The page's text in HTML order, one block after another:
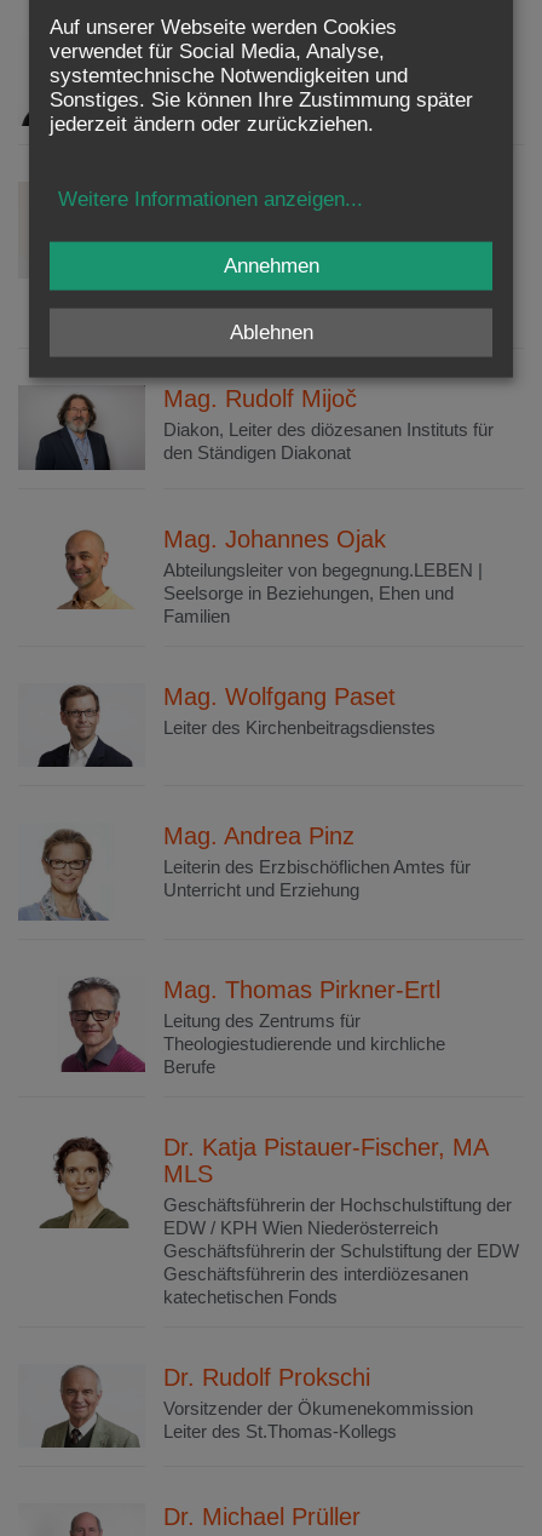
MMag. Daniel Mair
Leiter des Referats für Kirchenmusik
Nicole Meissner, MSc BA
der Erzdiözese Wien
Geschäftsführerin der Mamas GmbH
Lebensschutzbeauftragte der Erzdiözese
Mag. Rudolf Mijoč
Diakon, Leiter des diözesanen Instituts für
den Ständigen Diakonat
Mag. Johannes Ojak
Abteilungsleiter von begegnung.LEBEN |
Seelsorge in Beziehungen, Ehen und
Familien
Mag. Wolfgang Paset
Leiter des Kirchenbeitragsdienstes
Mag. Andrea Pinz
Leiterin des Erzbischöflichen Amtes für
Unterricht und Erziehung
Mag. Thomas Pirkner-Ertl
Leitung des Zentrums für
Theologiestudierende und kirchliche
Berufe
Dr. Katja Pistauer-Fischer, MA
MLS
Geschäftsführerin der Hochschulstiftung der
EDW / KPH Wien Niederösterreich
Geschäftsführerin der Schulstiftung der EDW
Geschäftsführerin des interdiözesanen
katechetischen Fonds
Dr. Rudolf Prokschi
Vorsitzender der Ökumenekommission
Leiter des St.Thomas-Kollegs
Dr. Michael Prüller
Auf unserer Webseite werden Cookies
verwendet für Social Media, Analyse,
systemtechnische Notwendigkeiten und
Sonstiges. Sie können Ihre Zustimmung später
jederzeit ändern oder zurückziehen.
Weitere Informationen anzeigen...
Ablehnen
Annehmen